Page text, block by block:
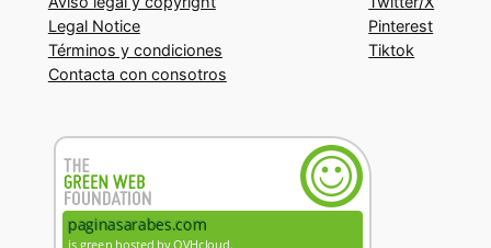
Legal Notice
Términos y condiciones
Contacta con consotros
Pinterest
Tiktok